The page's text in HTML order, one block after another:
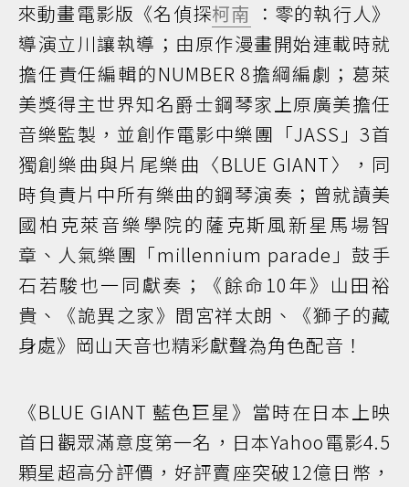
來動畫電影版《名偵探柯南 ：零的執行人》
導演立川讓執導；由原作漫畫開始連載時就
擔任責任編輯的NUMBER 8擔綱編劇；葛萊
美獎得主世界知名爵士鋼琴家上原廣美擔任
音樂監製，並創作電影中樂團「JASS」3首
獨創樂曲與片尾樂曲〈BLUE GIANT〉，同
時負責片中所有樂曲的鋼琴演奏；曾就讀美
國柏克萊音樂學院的薩克斯風新星馬場智
章、人氣樂團「millennium parade」鼓手
石若駿也一同獻奏；《餘命10年》山田裕
貴、《詭異之家》間宮祥太朗、《獅子的藏
身處》岡山天音也精彩獻聲為角色配音！
《BLUE GIANT 藍色巨星》當時在日本上映
首日觀眾滿意度第一名，日本Yahoo電影4.5
顆星超高分評價，好評賣座突破12億日幣，